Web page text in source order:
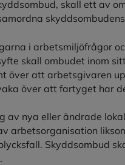
skall ett av
i arbetsmiljöfrågor
skall ombudet inom
över att arbetsgivaren
över att fartyget har
av nya eller ändrade
arbetsorganisation
Skyddsombud